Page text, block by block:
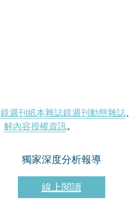
鏡週刊紙本雜誌鏡週刊動態雜誌、
解內容授權資訊。
獨家深度分析報導
線上閱讀